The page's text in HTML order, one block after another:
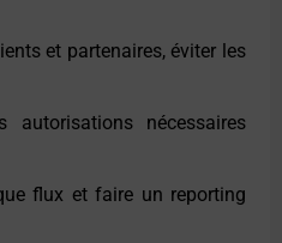
et partenaires, éviter les
nécessaires
flux et faire un reporting